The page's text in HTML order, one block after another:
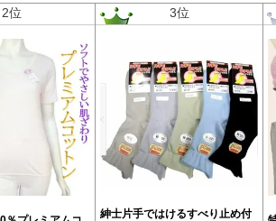
2位 3位
紳士片手ではけるすべり止め付